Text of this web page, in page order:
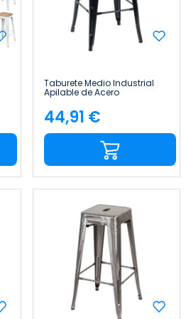
Taburete Medio Industrial
Apilable de Acero
43x43x76cm Thinia Home
Precio
44,91 €